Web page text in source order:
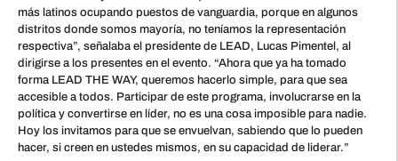
más latinos ocupando puestos de vanguardia, porque en algunos
distritos donde somos mayoría, no teníamos la representación
respectiva”, señalaba el presidente de LEAD, Lucas Pimentel, al
dirigirse a los presentes en el evento. “Ahora que ya ha tomado
forma LEAD THE WAY, queremos hacerlo simple, para que sea
accesible a todos. Participar de este programa, involucrarse en la
política y convertirse en líder, no es una cosa imposible para nadie.
Hoy los invitamos para que se envuelvan, sabiendo que lo pueden
hacer, si creen en ustedes mismos, en su capacidad de liderar.”